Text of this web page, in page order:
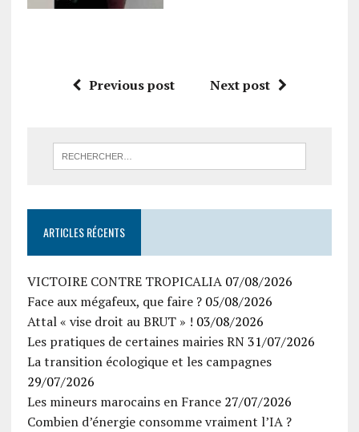
Previous post Next post
ARTICLES RÉCENTS
VICTOIRE CONTRE TROPICALIA 07/08/2026
Face aux mégafeux, que faire ? 05/08/2026
Attal « vise droit au BRUT » ! 03/08/2026
Les pratiques de certaines mairies RN 31/07/2026
La transition écologique et les campagnes
29/07/2026
Les mineurs marocains en France 27/07/2026
Combien d’énergie consomme vraiment l’IA ?